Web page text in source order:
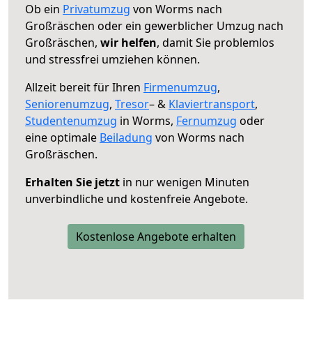
Ob ein Privatumzug von Worms nach
Großräschen oder ein gewerblicher Umzug nach
Großräschen, wir helfen, damit Sie problemlos
und stressfrei umziehen können.
Allzeit bereit für Ihren Firmenumzug,
Seniorenumzug, Tresor– & Klaviertransport,
Studentenumzug in Worms, Fernumzug oder
eine optimale Beiladung von Worms nach
Großräschen.
Erhalten Sie jetzt in nur wenigen Minuten
unverbindliche und kostenfreie Angebote.
Kostenlose Angebote erhalten